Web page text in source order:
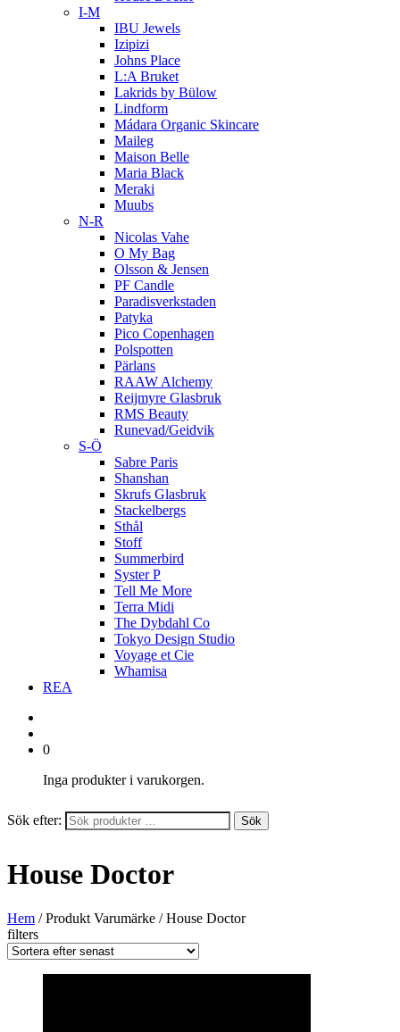
I-M
IBU Jewels
Izipizi
Johns Place
L:A Bruket
Lakrids by Bülow
Lindform
Mádara Organic Skincare
Maileg
Maison Belle
Maria Black
Meraki
Muubs
N-R
Nicolas Vahe
O My Bag
Olsson & Jensen
PF Candle
Paradisverkstaden
Patyka
Pico Copenhagen
Polspotten
Pärlans
RAAW Alchemy
Reijmyre Glasbruk
RMS Beauty
Runevad/Geidvik
S-Ö
Sabre Paris
Shanshan
Skrufs Glasbruk
Stackelbergs
Sthål
Stoff
Summerbird
Syster P
Tell Me More
Terra Midi
The Dybdahl Co
Tokyo Design Studio
Voyage et Cie
Whamisa
REA
0
Inga produkter i varukorgen.
Sök efter: Sök
House Doctor
Hem / Produkt Varumärke / House Doctor
filters